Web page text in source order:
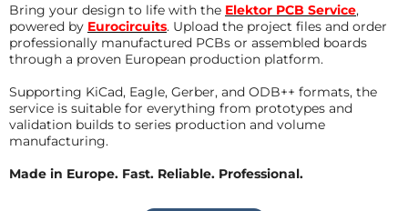
Bring your design to life with the Elektor PCB Service,
powered by Eurocircuits. Upload the project files and order
professionally manufactured PCBs or assembled boards
through a proven European production platform.
Supporting KiCad, Eagle, Gerber, and ODB++ formats, the
service is suitable for everything from prototypes and
validation builds to series production and volume
manufacturing.
Made in Europe. Fast. Reliable. Professional.